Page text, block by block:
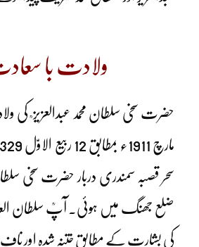
ولادت با
سحر قصبہ سمندری دربار حضرت سخی
ضلع جھنگ میں ہوئی۔ آپؒ سلطان
کی بشارت کے مطابق ختنہ شدہ اور ناف